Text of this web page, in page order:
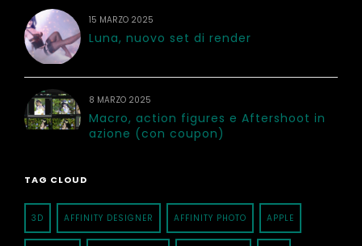
15 MARZO 2025
Luna, nuovo set di render
8 MARZO 2025
Macro, action figures e Aftershoot in
azione (con coupon)
TAG CLOUD
3D AFFINITY DESIGNER AFFINITY PHOTO APPLE